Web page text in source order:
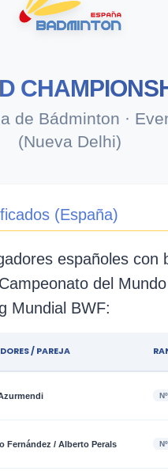
de Bádminton ·
(Nueva Delhi)
(España)
españoles con
del
Mundial BWF:
/ PAREJA
Fernández / Alberto Perals